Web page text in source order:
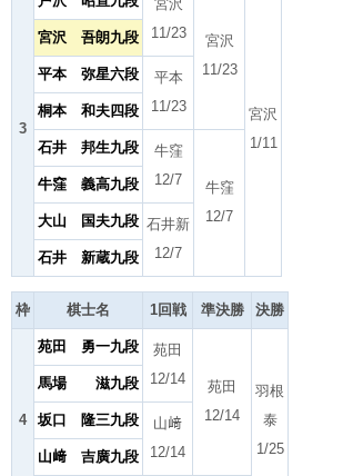
3
宮沢
11/23
宮沢
11/23
宮沢
1/11
宮沢 吾朗九段
平本 弥星六段
平本
11/23
桐本 和夫四段
石井 邦生九段
牛窪
12/7
牛窪
12/7
牛窪 義高九段
大山 国夫九段 石井新
12/7
石井 新蔵九段
枠 棋士名 1回戦 準決勝 決勝
4
苑田 勇一九段
苑田
12/14
苑田
12/14
羽根
泰
1/25
馬場 滋九段
坂口 隆三九段
山﨑
12/14
山﨑 吉廣九段